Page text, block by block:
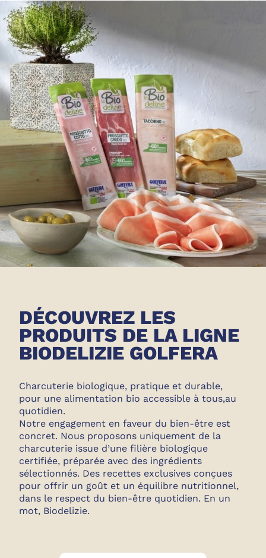
DÉCOUVREZ LES
PRODUITS DE LA LIGNE
BIODELIZIE GOLFERA
Charcuterie biologique, pratique et durable,
pour une alimentation bio accessible à tous,au
quotidien.
Notre engagement en faveur du bien-être est
concret. Nous proposons uniquement de la
charcuterie issue d’une filière biologique
certifiée, préparée avec des ingrédients
sélectionnés. Des recettes exclusives conçues
pour offrir un goût et un équilibre nutritionnel,
dans le respect du bien-être quotidien. En un
mot, Biodelizie.